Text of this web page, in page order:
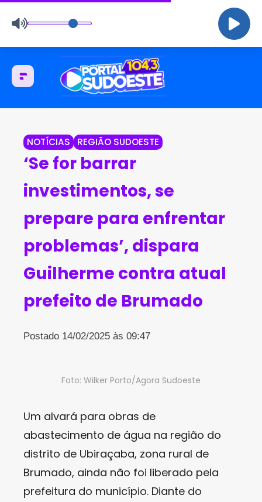
NOTÍCIAS REGIÃO SUDOESTE
‘Se for barrar
investimentos, se
prepare para enfrentar
problemas’, dispara
Guilherme contra atual
prefeito de Brumado
Postado 14/02/2025 às 09:47
Foto: Wilker Porto/Agora Sudoeste
Um alvará para obras de
abastecimento de água na região do
distrito de Ubiraçaba, zona rural de
Brumado, ainda não foi liberado pela
prefeitura do município. Diante do